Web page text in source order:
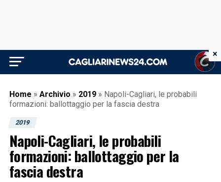
Home » Archivio » 2019 » Napoli-Cagliari, le probabili
formazioni: ballottaggio per la fascia destra
2019
Napoli-Cagliari, le probabili
formazioni: ballottaggio per la
fascia destra
×